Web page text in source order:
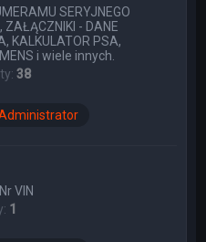
SERYJNEGO
ZAŁĄCZNIKI - DANE
KALKULATOR PSA,
i wiele innych.
38
VIN
1